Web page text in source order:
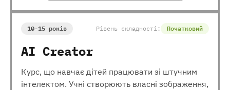
10-15 років Рівень складності: Початковий
AI Creator
Курс, що навчає дітей працювати зі штучним
інтелектом. Учні створюють власні зображення,